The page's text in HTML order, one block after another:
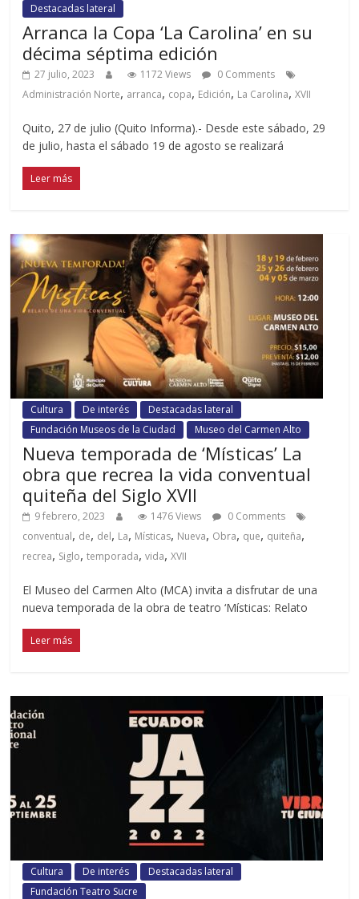
Destacadas lateral
Arranca la Copa ‘La Carolina’ en su
décima séptima edición
27 julio, 2023 1172 Views
0 Comments
Administración Norte, arranca, copa, Edición, La Carolina,XVII
Quito, 27 de julio (Quito Informa).- Desde este sábado, 29
de julio, hasta el sábado 19 de agosto se realizará
Leer más
Cultura De interés
Destacadas lateral
Fundación Museos de la Ciudad
Museo del Carmen Alto
Nueva temporada de ‘Místicas’ La
obra que recrea la vida conventual
quiteña del Siglo XVII
9 febrero, 2023 1476 Views
0 Comments
conventual, de, del, La, Místicas, Nueva, Obra, que, quiteña,
recrea, Siglo,temporada,vida,XVII
El Museo del Carmen Alto (MCA) invita a disfrutar de una
nueva temporada de la obra de teatro ‘Místicas: Relato
Leer más
Cultura De interés
Destacadas lateral
Fundación Teatro Sucre